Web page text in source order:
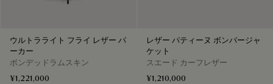
ウルトラライト フライ レザー パ
ーカー
ボンデッドラムスキン
¥1,221,000
レザー パティーヌ ボンバージャ
ケット
スエード カーフレザー
¥1,210,000